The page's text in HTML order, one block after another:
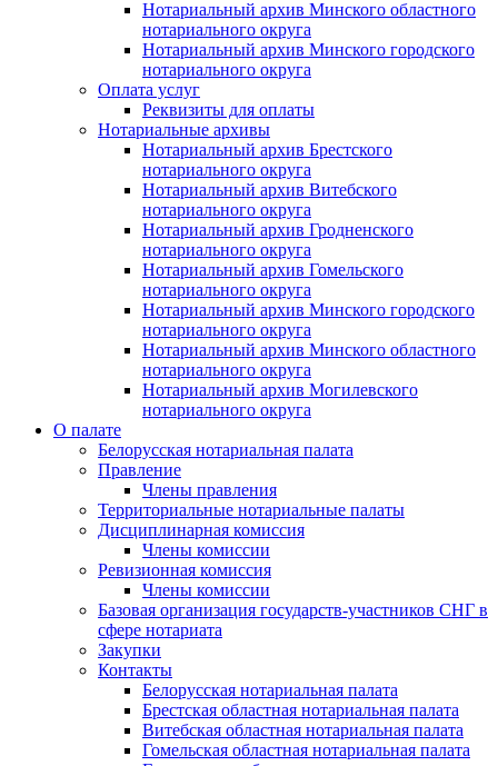
Нотариальный архив Минского областного
нотариального округа
Нотариальный архив Минского городского
нотариального округа
Оплата услуг
Реквизиты для оплаты
Нотариальные архивы
Нотариальный архив Брестского
нотариального округа
Нотариальный архив Витебского
нотариального округа
Нотариальный архив Гродненского
нотариального округа
Нотариальный архив Гомельского
нотариального округа
Нотариальный архив Минского городского
нотариального округа
Нотариальный архив Минского областного
нотариального округа
Нотариальный архив Могилевского
нотариального округа
О палате
Белорусская нотариальная палата
Правление
Члены правления
Территориальные нотариальные палаты
Дисциплинарная комиссия
Члены комиссии
Ревизионная комиссия
Члены комиссии
Базовая организация государств-участников СНГ в
сфере нотариата
Закупки
Контакты
Белорусская нотариальная палата
Брестская областная нотариальная палата
Витебская областная нотариальная палата
Гомельская областная нотариальная палата